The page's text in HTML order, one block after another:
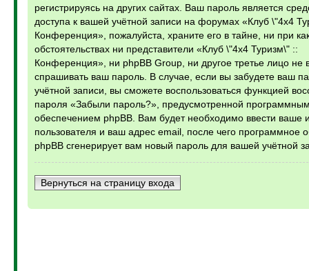
регистрируясь на других сайтах. Ваш пароль является
доступа к вашей учётной записи на форумах «Клуб \"4х4
Конференция», пожалуйста, храните его в тайне, ни при
обстоятельствах ни представители «Клуб \"4х4 Туризм\" ::
Конференция», ни phpBB Group, ни другое третье лицо не
спрашивать ваш пароль. В случае, если вы забудете ваш
учётной записи, вы сможете воспользоваться функцией
пароля «Забыли пароль?», предусмотренной
обеспечением phpBB. Вам будет необходимо ввести ваше
пользователя и ваш адрес email, после чего программное
phpBB сгенерирует вам новый пароль для вашей учётной
Вернуться на страницу входа